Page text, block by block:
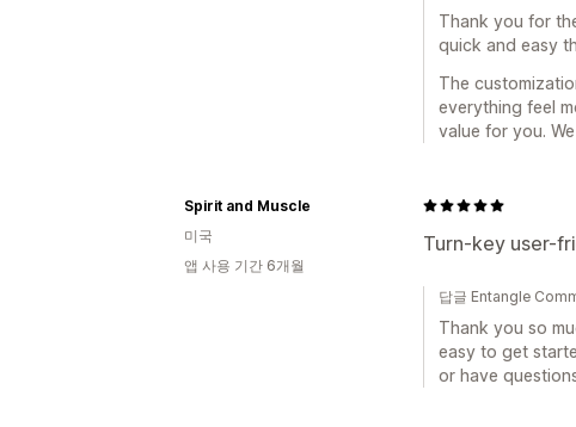
Thank you for
quick and easy
The
everything feel
value for you.
Turn-key user-
Spirit and Muscle
미국
앱 사용 기간 6개월
답글 Entangle
Thank you so
easy to get
or have